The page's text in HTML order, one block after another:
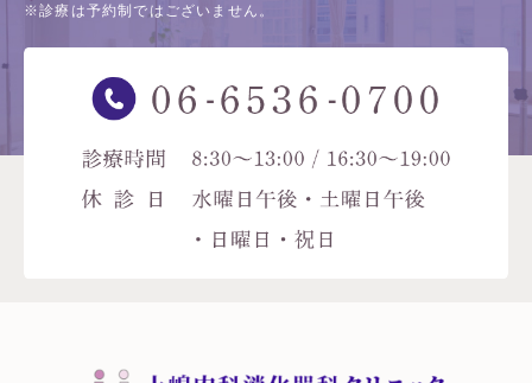
※診療は予約制ではございません。